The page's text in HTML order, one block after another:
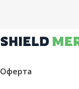
Оферта